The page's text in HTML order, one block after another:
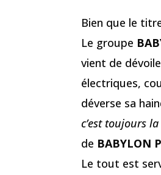
Bien que le
Le groupe
vient de
électriques,
déverse sa
c’est toujours
de BABYLON
Le tout est